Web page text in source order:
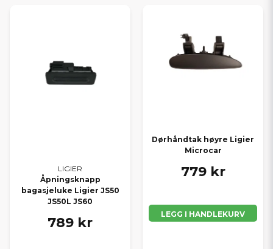
LIGIER
Åpningsknapp
bagasjeluke Ligier JS50
JS50L JS60
789 kr
Dørhåndtak høyre Ligier
Microcar
779 kr
LEGG I HANDLEKURV